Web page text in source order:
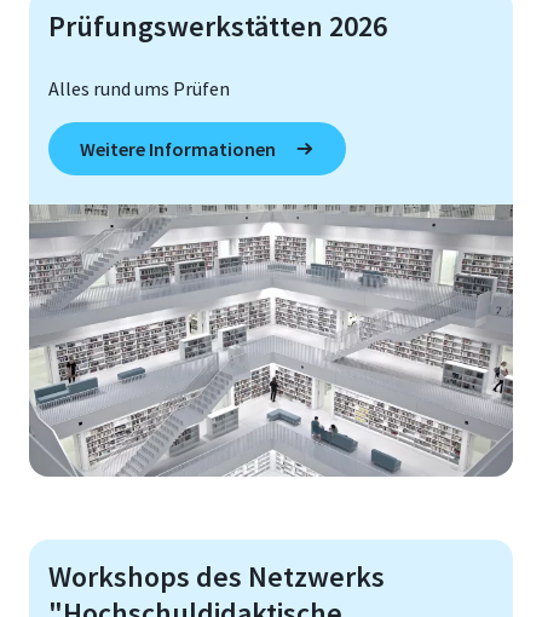
Prüfungswerkstätten 2026
Alles rund ums Prüfen
Weitere Informationen
Workshops des Netzwerks